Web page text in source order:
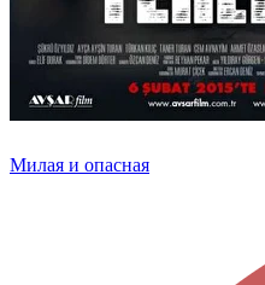
Милая и опасная